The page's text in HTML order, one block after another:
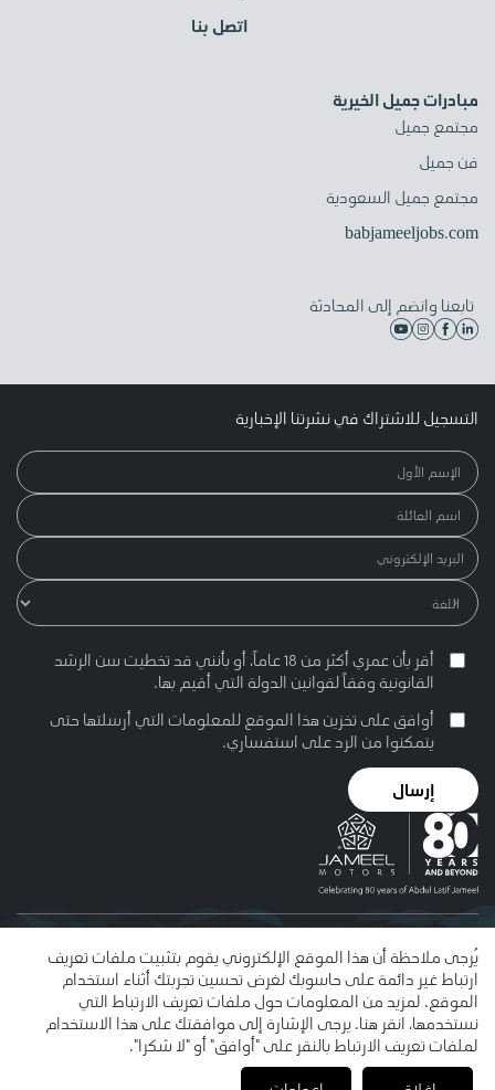
اتصل بنا
مبادرات جميل الخيرية
مجتمع جميل
فن جميل
مجتمع جميل السعودية
babjameeljobs.com
تابعنا وانضم إلى المحادثة
التسجيل للاشتراك في نشرتنا الإخبارية
أقر بأن عمري أكثر من 18 عاماً، أو بأنني قد تخطيت سن الرشد
القانونية وفقاً لقوانين الدولة التي أقيم بها.
أوافق على تخزين هذا الموقع للمعلومات التي أرسلتها حتى
يتمكنوا من الرد على استفساري.
إرسال
لشروط الاستخدام . إن اسم عبد اللطيف جميل واسم جميل للسيارات
وشعارات عبد اللطيف جميل وجميل للسيارات والرسومات خماسية
الشكل هي علامات تجارية أو علامات تجارية مسجلة باسم شركة عبد
اللطيف جميل لحقوق الملكية الفكرية المحدودة.
شروط الاستخدامإشعار حقوق النشر وإخلاء المسؤولية
سياسة الخصوصية
سياسة الوصول للموقع الإلكتروني
يُرجى ملاحظة أن هذا الموقع الإلكتروني يقوم بتثبيت ملفات تعريف
ارتباط غير دائمة على حاسوبك لغرض تحسين تجربتك أثناء استخدام
الموقع. لمزيد من المعلومات حول ملفات تعريف الارتباط التي
نستخدمها، انقر هنا. يرجى الإشارة إلى موافقتك على هذا الاستخدام
لملفات تعريف الارتباط بالنقر على "أوافق" أو "لا شكرا".